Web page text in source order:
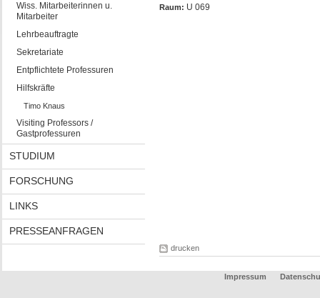
Wiss. Mitarbeiterinnen u.
Mitarbeiter
Lehrbeauftragte
Sekretariate
Entpflichtete Professuren
Hilfskräfte
Timo Knaus
Visiting Professors /
Gastprofessuren
STUDIUM
FORSCHUNG
LINKS
PRESSEANFRAGEN
Raum: U 069
drucken
Impressum